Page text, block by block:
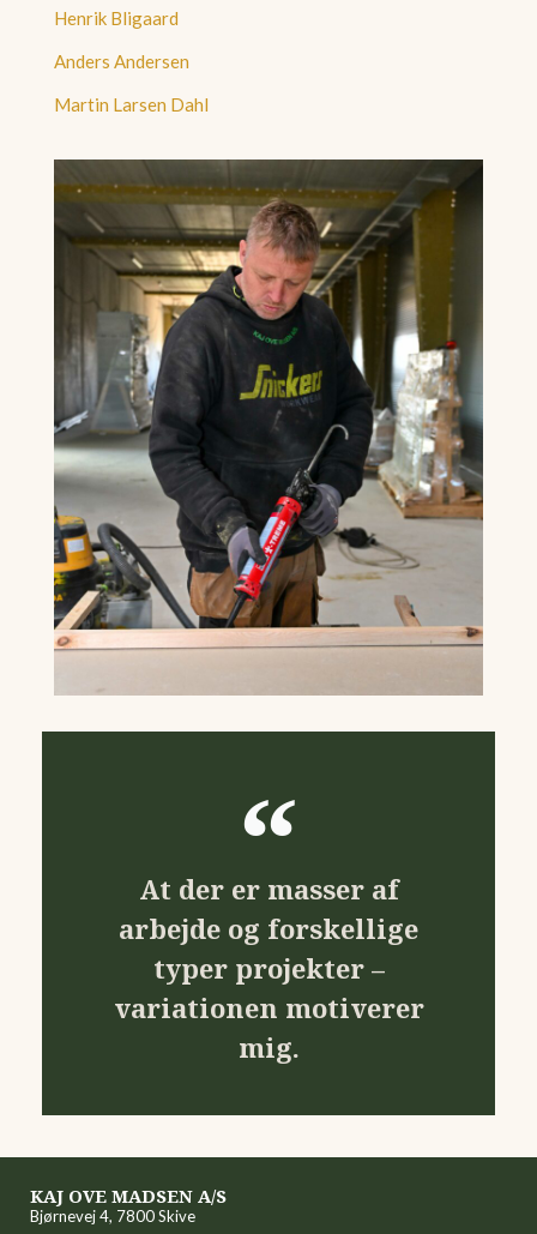
Henrik Bligaard
Anders Andersen
Martin Larsen Dahl
At der er masser af
arbejde og forskellige
typer projekter –
variationen motiverer
mig.
KAJ OVE MADSEN A/S
Bjørnevej 4, 7800 Skive